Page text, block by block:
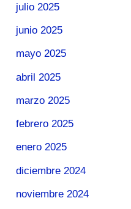
julio 2025
junio 2025
mayo 2025
abril 2025
marzo 2025
febrero 2025
enero 2025
diciembre 2024
noviembre 2024